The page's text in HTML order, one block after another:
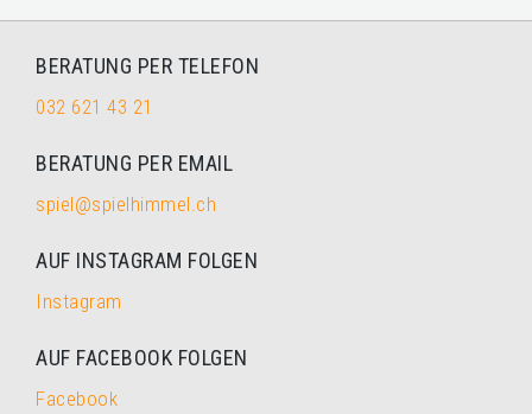
BERATUNG PER TELEFON
032 621 43 21
BERATUNG PER EMAIL
spiel@spielhimmel.ch
AUF INSTAGRAM FOLGEN
Instagram
AUF FACEBOOK FOLGEN
Facebook